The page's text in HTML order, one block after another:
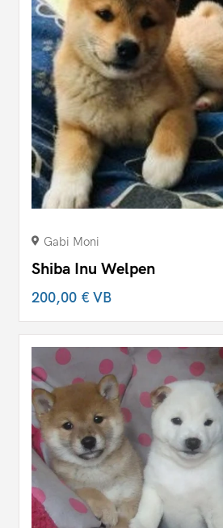
Gabi Moni
Shiba Inu Welpen
200,00 €VB